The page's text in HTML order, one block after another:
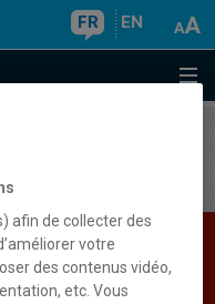
FR EN
sont
Veuillez
afin de collecter des
votre
des contenus vidéo,
etc. Vous